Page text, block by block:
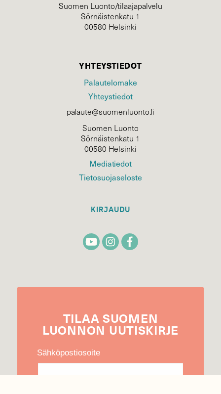
Suomen Luonto/tilaajapalvelu
Sörnäistenkatu 1
00580 Helsinki
YHTEYSTIEDOT
Palautelomake
Yhteystiedot
palaute@suomenluonto.fi
Suomen Luonto
Sörnäistenkatu 1
00580 Helsinki
Mediatiedot
Tietosuojaseloste
KIRJAUDU
TILAA SUOMEN
LUONNON UUTIS­KIRJE
Sähköpostiosoite